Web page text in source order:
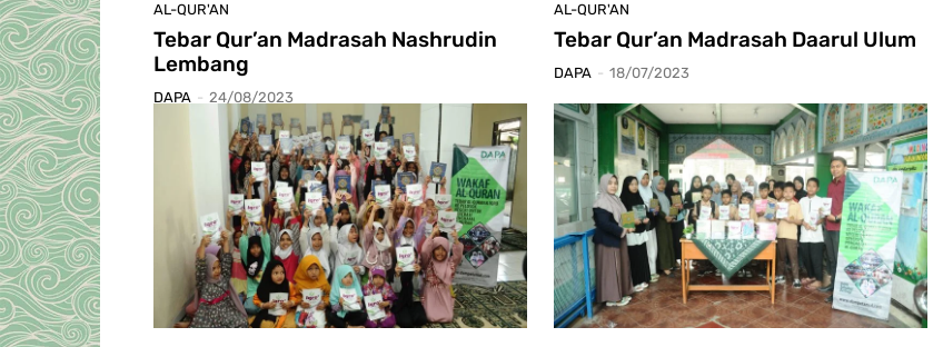
AL-QUR'AN
Tebar Qur’an Madrasah Nashrudin
Lembang
DAPA - 24/08/2023
AL-QUR'AN
Tebar Qur’an Madrasah Daarul Ulum
DAPA - 18/07/2023